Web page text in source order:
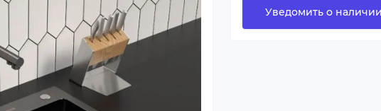
Уведомить о